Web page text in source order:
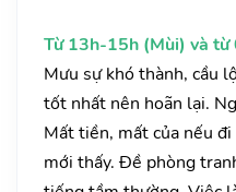
Từ 13h-15h (Mùi) và từ
Mưu sự khó thành, cầu
tốt nhất nên hoãn lại.
Mất tiền, mất của nếu
mới thấy. Đề phòng